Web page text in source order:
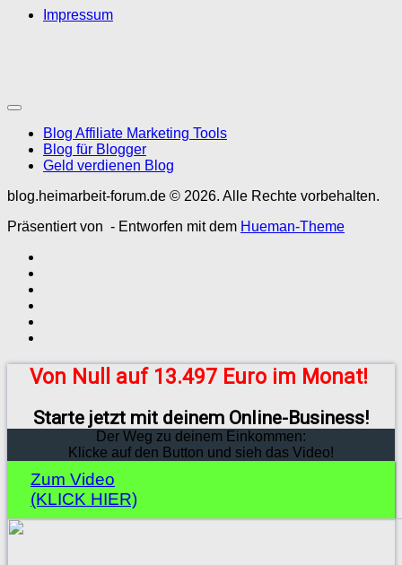
Impressum
Blog Affiliate Marketing Tools
Blog für Blogger
Geld verdienen Blog
blog.heimarbeit-forum.de © 2026. Alle Rechte vorbehalten.
Präsentiert von - Entworfen mit dem Hueman-Theme
Von Null auf 13.497 Euro im Monat!
Starte jetzt mit deinem Online-Business!
Der Weg zu deinem Einkommen:
Klicke auf den Button und sieh das Video!
Zum Video
(KLICK HIER)